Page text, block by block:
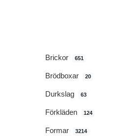
Brickor 651
Brödboxar 20
Durkslag 63
Förkläden 124
Formar 3214